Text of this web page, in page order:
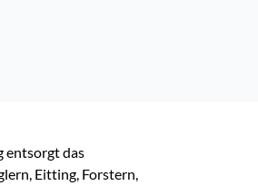
entsorgt das
Eitting, Forstern,